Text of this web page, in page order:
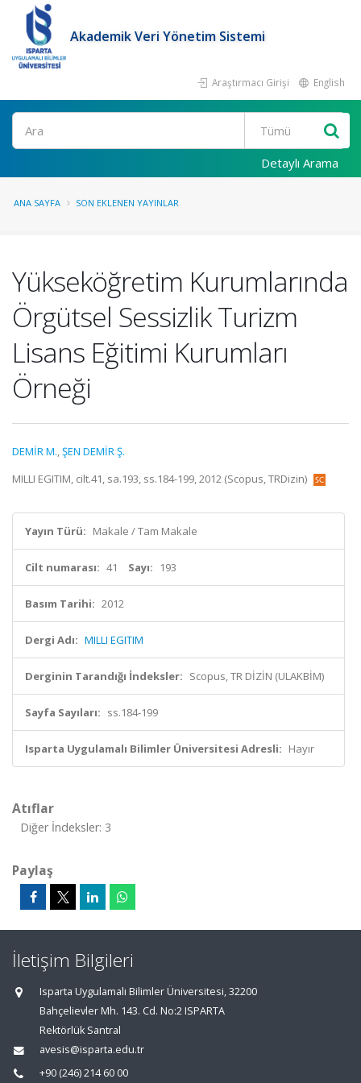
Akademik Veri Yönetim Sistemi
Araştırmacı Girişi English
Ara
Detaylı Arama
ANA SAYFA SON EKLENEN YAYINLAR
Yükseköğretim Kurumlarında
Örgütsel Sessizlik Turizm
Lisans Eğitimi Kurumları
Örneği
DEMİR M.,ŞEN DEMİR Ş.
MILLI EGITIM, cilt.41, sa.193, ss.184-199, 2012 (Scopus, TRDizin)
Yayın Türü: Makale / Tam Makale
Cilt numarası: 41 Sayı: 193
Basım Tarihi: 2012
Dergi Adı: MILLI EGITIM
Derginin Tarandığı İndeksler: Scopus, TR DİZİN (ULAKBİM)
Sayfa Sayıları: ss.184-199
Isparta Uygulamalı Bilimler Üniversitesi Adresli: Hayır
Atıflar
Diğer İndeksler: 3
Paylaş
İletişim Bilgileri
Isparta Uygulamalı Bilimler Üniversitesi, 32200
Bahçelievler Mh. 143. Cd. No:2 ISPARTA
Rektörlük Santral
avesis@isparta.edu.tr
+90 (246) 214 60 00